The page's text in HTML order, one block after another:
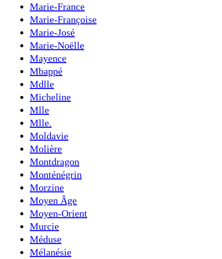
Marie-France
Marie-Françoise
Marie-José
Marie-Noëlle
Mayence
Mbappé
Mdlle
Micheline
Mlle
Mlle.
Moldavie
Molière
Montdragon
Monténégrin
Morzine
Moyen Âge
Moyen-Orient
Murcie
Méduse
Mélanésie